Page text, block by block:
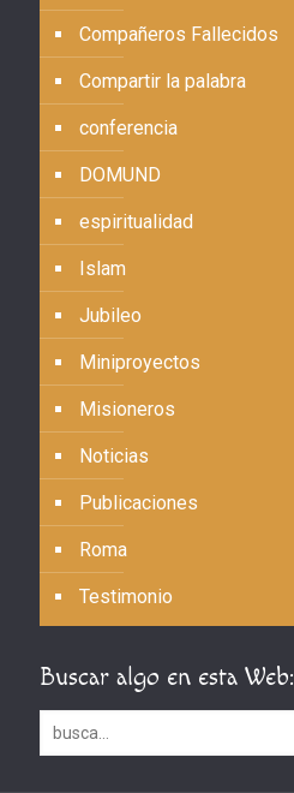
Compañeros Fallecidos
Compartir la palabra
conferencia
DOMUND
espiritualidad
Islam
Jubileo
Miniproyectos
Misioneros
Noticias
Publicaciones
Roma
Testimonio
Buscar algo en esta Web: